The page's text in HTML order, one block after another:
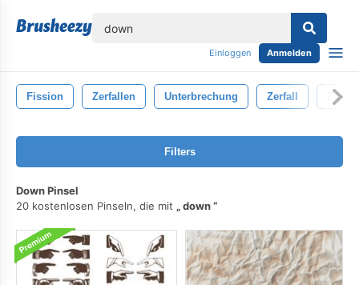
Einloggen Anmelden
Fission Zerfallen Unterbrechung Zerfall
Filters
Down Pinsel
20 kostenlosen Pinseln, die mit
down